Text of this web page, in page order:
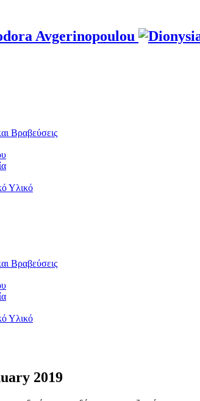
Βραβεύσεις
Υλικό
Βραβεύσεις
Υλικό
2019